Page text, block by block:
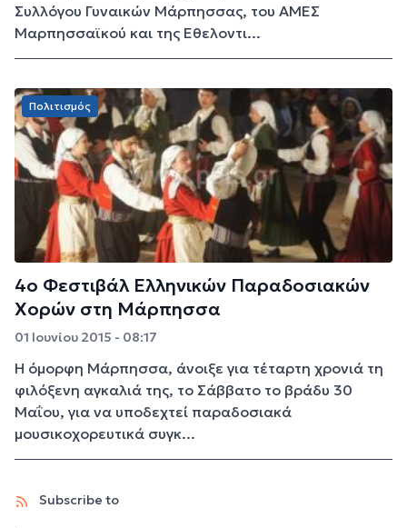
Συλλόγου Γυναικών Μάρπησσας, του ΑΜΕΣ
Μαρπησσαϊκού και της Εθελοντι...
Πολιτισμός
4ο Φεστιβάλ Ελληνικών Παραδοσιακών
Χορών στη Μάρπησσα
01 Ιουνίου 2015 - 08:17
Η όμορφη Μάρπησσα, άνοιξε για τέταρτη χρονιά τη
φιλόξενη αγκαλιά της, το Σάββατο το βράδυ 30
Μαΐου, για να υποδεχτεί παραδοσιακά
μουσικοχορευτικά συγκ...
Subscribe to